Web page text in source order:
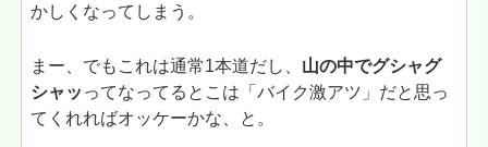
かしくなってしまう。
まー、でもこれは通常1本道だし、 山の中でグシャグ
シャッ ってなってるとこは「バイク激アツ」だと思っ
てくれればオッケーかな、と。